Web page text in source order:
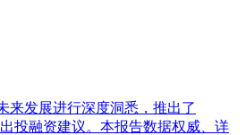
来发展进行深度洞悉，推出了
投融资建议。本报告数据权威、详